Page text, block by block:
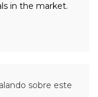
in the market.
sobre este